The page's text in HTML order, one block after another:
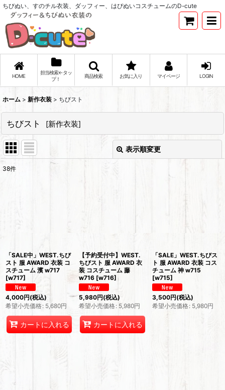
ちびぬい、すのチル衣装、ダッフィー、はぴぬいコスチュームのD-cute
HOME
担当検索←タッ
プ！
商品検索 お気に入り マイページ LOGIN
ホーム > 新作衣装 > ちびスト
ちびスト [新作衣装]
表示順変更
38件
「SALE中」WEST.ちび
スト 服 AWARD 衣装 コ
スチューム 濱 w717
[w717]
4,000円(税込)
希望小売価格: 5,680円
カートに入れる
【予約受付中】WEST.
ちびスト 服 AWARD 衣
装 コスチューム 藤
w716 [w716]
5,980円(税込)
希望小売価格: 5,980円
カートに入れる
「SALE」WEST.ちびス
ト 服 AWARD 衣装 コス
チューム 神 w715
[w715]
3,500円(税込)
希望小売価格: 5,980円